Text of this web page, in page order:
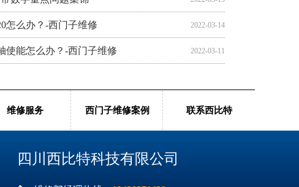
2022-03-14
怎么办？-西门子维修
2022-03-11
使能怎么办？-西门子维修
维修服务 西门子维修案例 联系西比特
四川西比特科技有限公司